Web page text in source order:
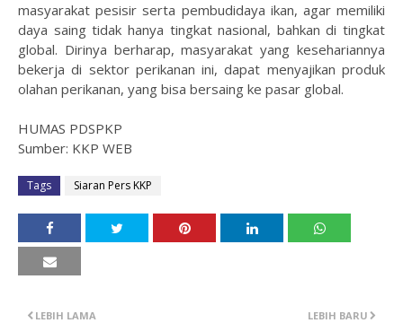
masyarakat pesisir serta pembudidaya ikan, agar memiliki
daya saing tidak hanya tingkat nasional, bahkan di tingkat
global. Dirinya berharap, masyarakat yang kesehariannya
bekerja di sektor perikanan ini, dapat menyajikan produk
olahan perikanan, yang bisa bersaing ke pasar global.
HUMAS PDSPKP
Sumber: KKP WEB
Tags Siaran Pers KKP
LEBIH BARU
LEBIH LAMA